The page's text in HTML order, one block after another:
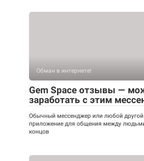
Обман в интернете!
Gem Space отзывы —
заработать с этим
Обычный мессенджер или любой другой
приложение для общения между
концов